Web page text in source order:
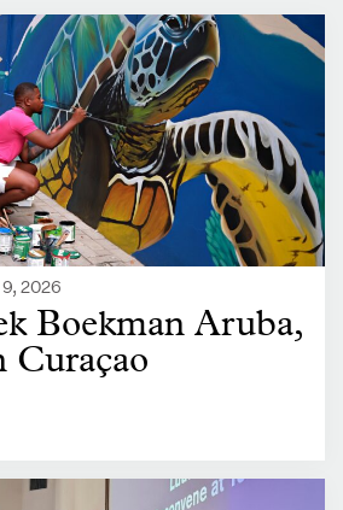
2026
Boekman Aruba,
Curaçao